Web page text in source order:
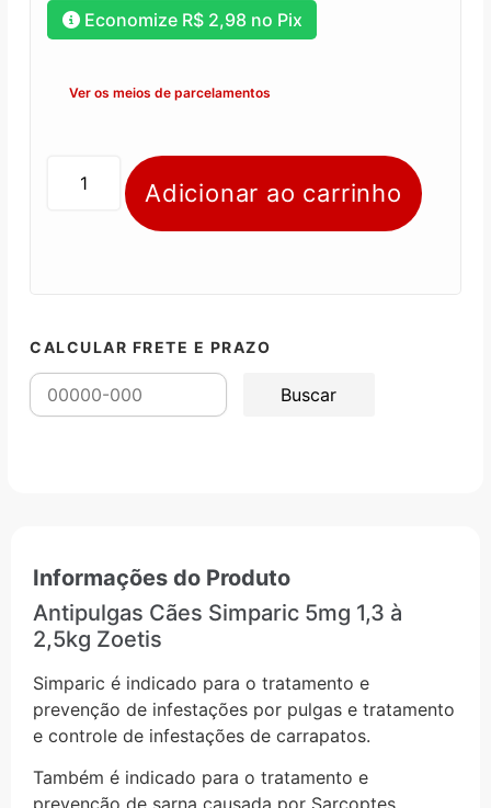
Economize R$2,98 no Pix
Ver os meios de parcelamentos
Adicionar ao carrinho
CALCULAR FRETE E PRAZO
Informações do Produto
Antipulgas Cães Simparic 5mg 1,3 à
2,5kg Zoetis
Simparic é indicado para o tratamento e
prevenção de infestações por pulgas e tratamento
e controle de infestações de carrapatos.
Também é indicado para o tratamento e